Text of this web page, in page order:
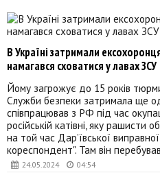
24.05.2024 04:54
В Україні затримали
намагався сховатися у лавах ЗСУ
Йому загрожує до 15 років
Служби безпеки затримала ще
співпрацював з РФ під час
російській катівні, яку рашисти
на той час Дар’ївської
кореспондент". Там він